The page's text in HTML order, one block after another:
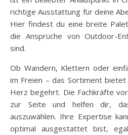
richtige Ausstattung für deine
Hier findest du eine breite
die Ansprüche von Outdoor-
sind.
Ob Wandern, Klettern oder
im Freien – das Sortiment
Herz begehrt. Die Fachkräfte
zur Seite und helfen dir,
auszuwählen. Ihre Expertise
optimal ausgestattet bist,